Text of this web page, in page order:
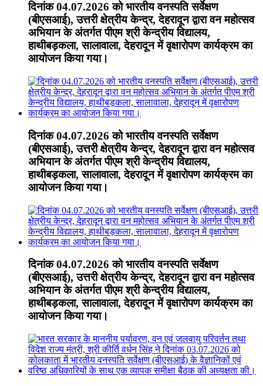
दिनांक 04.07.2026 को भारतीय वनस्पति सर्वेक्षण
(बीएसआई), उत्तरी क्षेत्रीय केन्द्र, देहरादून द्वारा वन महोत्सव
अभियान के अंतर्गत पीएम श्री केन्द्रीय विद्यालय,
हाथीबड़कला, सालावाला, देहरादून में वृक्षारोपण कार्यक्रम का
आयोजन किया गया।
दिनांक 04.07.2026 को भारतीय वनस्पति सर्वेक्षण
(बीएसआई), उत्तरी क्षेत्रीय केन्द्र, देहरादून द्वारा वन महोत्सव
अभियान के अंतर्गत पीएम श्री केन्द्रीय विद्यालय,
हाथीबड़कला, सालावाला, देहरादून में वृक्षारोपण कार्यक्रम का
आयोजन किया गया।
दिनांक 04.07.2026 को भारतीय वनस्पति सर्वेक्षण
(बीएसआई), उत्तरी क्षेत्रीय केन्द्र, देहरादून द्वारा वन महोत्सव
अभियान के अंतर्गत पीएम श्री केन्द्रीय विद्यालय,
हाथीबड़कला, सालावाला, देहरादून में वृक्षारोपण कार्यक्रम का
आयोजन किया गया।